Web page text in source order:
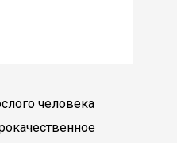
человека